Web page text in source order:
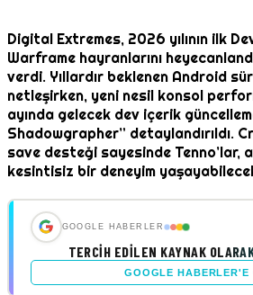
Digital Extremes, 2026 yılının ilk
Warframe hayranlarını
verdi. Yıllardır beklenen Android
netleşirken, yeni nesil konsol
ayında gelecek dev içerik
Shadowgrapher” detaylandırıldı.
save desteği sayesinde Tenno’lar,
kesintisiz bir deneyim
GOOGLE HABERLER
TERCIH EDILEN KAYNAK
GOOGLE